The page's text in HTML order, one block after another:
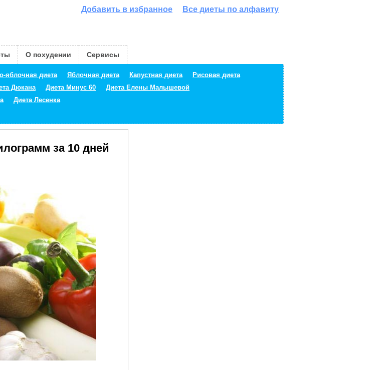
Все диеты по алфавиту
Добавить в избранное
яблочная диета Яблочная диета Капустная диета
Рисовая диета
Дюкана Диета Минус 60
Диета Елены Малышевой
Диета Лесенка
О похудении Сервисы
за 10 дней